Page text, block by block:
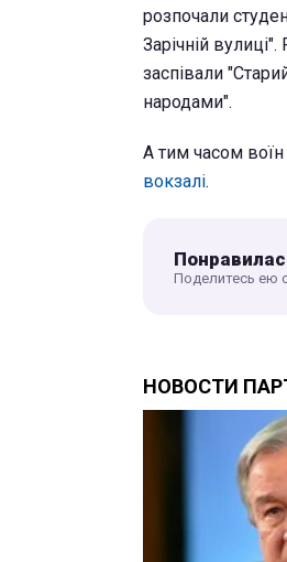
розпочали
Зарічній
заспівали
народами".
А тим часом
вокзалі.
Поделитесь ею